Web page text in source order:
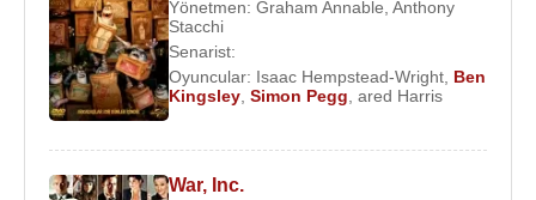
Yönetmen: Graham Annable Anthony
Stacchi
Senarist:
Oyuncular: Isaac Hempstead-Wright Ben
Kingsley Simon Pegg ared Harris
War, Inc.